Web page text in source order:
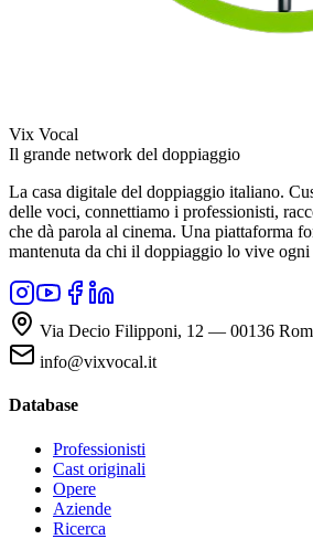
Vix Vocal
Il grande network del doppiaggio
La casa digitale del doppiaggio italiano.
delle voci, connettiamo i professionisti,
che dà parola al cinema. Una piattaforma
mantenuta da chi il doppiaggio lo vive
Via Decio Filipponi, 12 — 00136
info@vixvocal.it
Database
Professionisti
Cast originali
Opere
Aziende
Ricerca